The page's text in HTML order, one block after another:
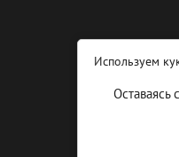
Используем
Оставаясь